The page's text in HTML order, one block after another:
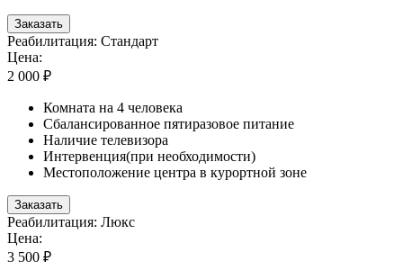
Заказать
Реабилитация: Стандарт
Цена:
2 000 ₽
Комната на 4 человека
Сбалансированное пятиразовое питание
Наличие телевизора
Интервенция(при необходимости)
Местоположение центра в курортной зоне
Заказать
Реабилитация: Люкс
Цена:
3 500 ₽